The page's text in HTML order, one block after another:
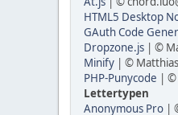
HTML5 Desktop
GAuth Code
Dropzone.js | ©
Minify | ©
PHP-Punycode | ©
Lettertypen
Anonymous Pro |